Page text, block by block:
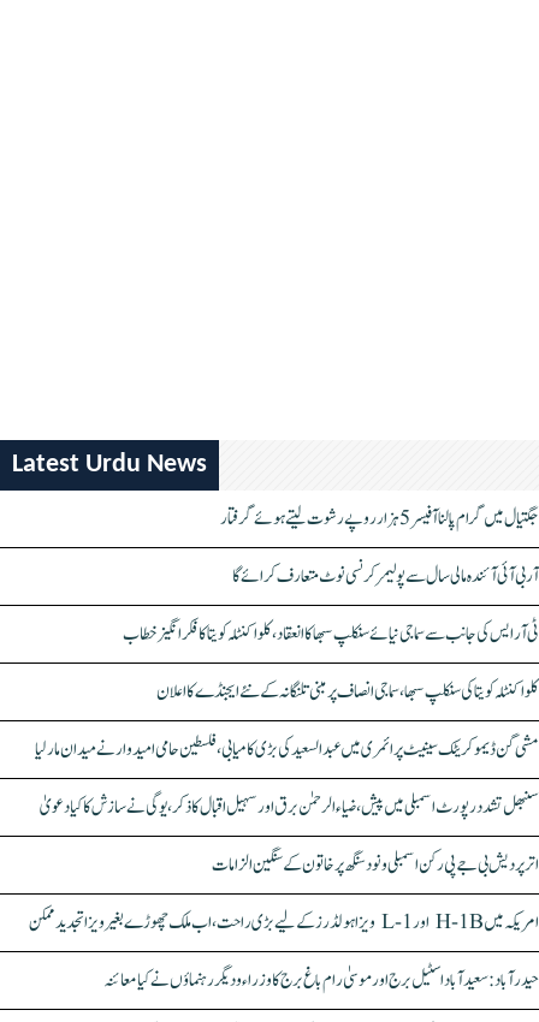
Latest Urdu News
جگتیال میں گرام پالنا آفیسر 5 ہزار روپے رشوت لیتے ہوئے گرفتار
آر بی آئی آئندہ مالی سال سے پولیمر کرنسی نوٹ متعارف کرائے گا
ٹی آر ایس کی جانب سے سماجی نیائے سنکلپ سبھا کا انعقاد، کلواکنٹلہ کویتا کا فکر انگیز خطاب
کلواکنٹلہ کویتا کی سنکلپ سبھا، سماجی انصاف پر مبنی تلنگانہ کے نئے ایجنڈے کا اعلان
مشی گن ڈیموکریٹک سینیٹ پرائمری میں عبدالسعید کی بڑی کامیابی، فلسطین حامی امیدوار نے میدان مار لیا
سنبھل تشدد رپورٹ اسمبلی میں پیش، ضیاء الرحمٰن برق اور سہیل اقبال کا ذکر، یوگی نے سازش کا کیا دعویٰ
اتر پردیش بی جے پی رکن اسمبلی ونود سنگھ پر خاتون کے سنگین الزامات
امریکہ میں H-1B اور L-1 ویزا ہولڈرز کے لیے بڑی راحت، اب ملک چھوڑے بغیر ویزا تجدید ممکن
حیدرآباد: سعیدآباد اسٹیل برج اور موسیٰ رام باغ برج کا وزراء و دیگر رہنماؤں نے کیا معائنہ